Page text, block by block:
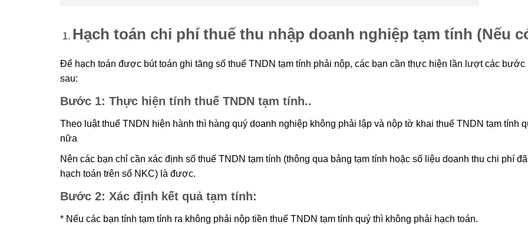
Hạch toán chi phí thuế thu nhập doanh nghiệp tạm tính (Nếu
Để hạch toán được bút toán ghi tăng số thuế TNDN tạm tính phải nộp, các bạn cần thực hiện lần lượt các bước
sau:
Bước 1: Thực hiện tính thuế TNDN tạm tính..
Theo luật thuế TNDN hiện hành thì hàng quý doanh nghiệp không phải lập và nộp tờ khai thuế TNDN tạm tính
nữa
Nên các bạn chỉ cần xác định số thuế TNDN tạm tính (thông qua bảng tạm tính hoặc số liệu doanh thu chi phí
hạch toán trên sổ NKC) là được.
Bước 2: Xác định kết quả tạm tính:
* Nếu các bạn tính tạm tính ra không phải nộp tiền thuế TNDN tạm tính quý thì không phải hạch toán.